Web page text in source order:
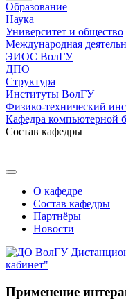
Образование
Наука
Университет и общество
Международная
ЭИОС ВолГУ
ДПО
Структура
Институты ВолГУ
Физико-технический
Кафедра компьютерной
Состав кафедры
О кафедре
Состав кафедры
Партнёры
Новости
кабинет"
Применение